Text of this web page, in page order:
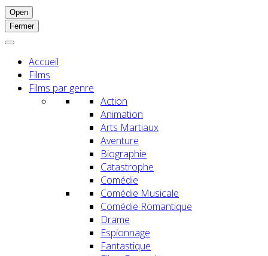
Open
Fermer
Accueil
Films
Films par genre
Action
Animation
Arts Martiaux
Aventure
Biographie
Catastrophe
Comédie
Comédie Musicale
Comédie Romantique
Drame
Espionnage
Fantastique